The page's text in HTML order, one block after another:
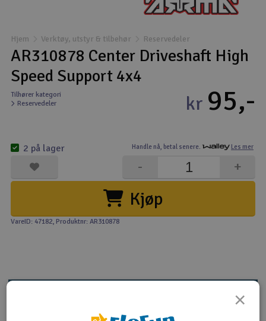
Droner
Droner for FPV
Fly
Helikopter
Kamerautstyr
Modellbygging, LEGO & byggesett
Modelljernbane
Hjem Verktøy, utstyr & tilbehør Reservedeler
AR310878 Center Driveshaft High
Speed Support 4x4
Tilhører kategori
Reservedeler
Handle nå, betal senere. Les mer
kr 95,-
Kjøp
+
-
2 på lager
VareID: 47182, Produktnr: AR310878
×